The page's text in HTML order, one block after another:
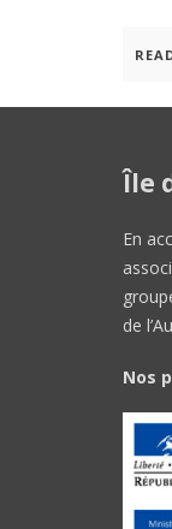
Île
En
de
Nos